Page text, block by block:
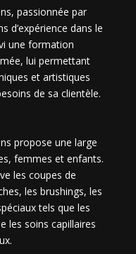
passionnée par
d’expérience dans le
une formation
lui permettant
et artistiques
de sa clientèle.
propose une large
femmes et enfants.
les coupes de
les brushings, les
tels que les
les soins capillaires